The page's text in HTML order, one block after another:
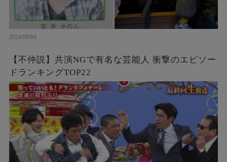
2024/09/04
【不仲説】共演NGで有名な芸能人 衝撃のエピソー
ドランキングTOP22